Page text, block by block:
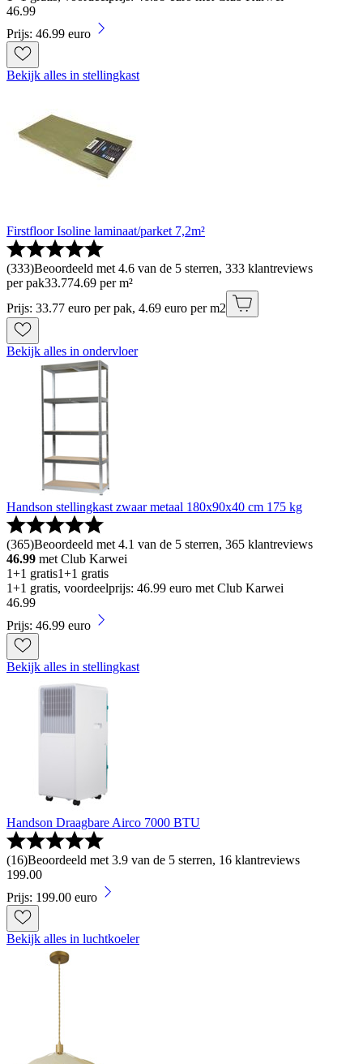
46.99
Prijs: 46.99 euro
Bekijk alles in stellingkast
Firstfloor Isoline laminaat/parket 7,2m²
(333)Beoordeeld met 4.6 van de 5 sterren, 333 klantreviews
per pak33.774.69 per m²
Prijs: 33.77 euro per pak, 4.69 euro per m2
Bekijk alles in ondervloer
Handson stellingkast zwaar metaal 180x90x40 cm 175 kg
(365)Beoordeeld met 4.1 van de 5 sterren, 365 klantreviews
46.99 met Club Karwei
1+1 gratis1+1 gratis
1+1 gratis, voordeelprijs: 46.99 euro met Club Karwei
46.99
Prijs: 46.99 euro
Bekijk alles in stellingkast
Handson Draagbare Airco 7000 BTU
(16)Beoordeeld met 3.9 van de 5 sterren, 16 klantreviews
199.00
Prijs: 199.00 euro
Bekijk alles in luchtkoeler